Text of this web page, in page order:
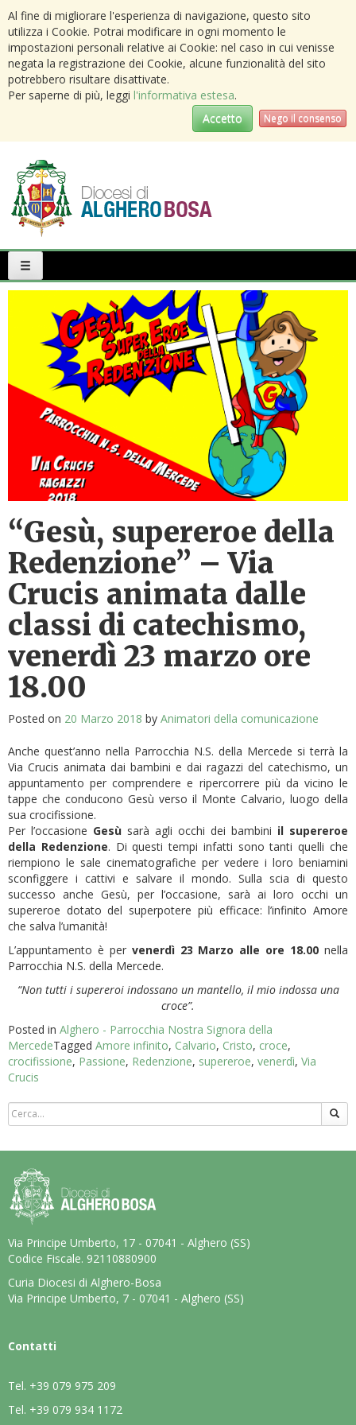
Al fine di migliorare l'esperienza di navigazione, questo sito
utilizza i Cookie. Potrai modificare in ogni momento le
impostazioni personali relative ai Cookie: nel caso in cui venisse
negata la registrazione dei Cookie, alcune funzionalità del sito
potrebbero risultare disattivate.
Per saperne di più, leggi l'informativa estesa.
Accetto
Nego il consenso
Menu
“Gesù, supereroe della
Redenzione” – Via
Crucis animata dalle
classi di catechismo,
venerdì 23 marzo ore
18.00
Posted on 20 Marzo 2018 by Animatori della comunicazione
Anche quest’anno nella Parrocchia N.S. della Mercede si terrà la
Via Crucis animata dai bambini e dai ragazzi del catechismo, un
appuntamento per comprendere e ripercorrere più da vicino le
tappe che conducono Gesù verso il Monte Calvario, luogo della
sua crocifissione.
Per l’occasione Gesù sarà agli occhi dei bambini il supereroe
della Redenzione. Di questi tempi infatti sono tanti quelli che
riempiono le sale cinematografiche per vedere i loro beniamini
sconfiggere i cattivi e salvare il mondo. Sulla scia di questo
successo anche Gesù, per l’occasione, sarà ai loro occhi un
supereroe dotato del superpotere più efficace: l’infinito Amore
che salva l’umanità!
L’appuntamento è per venerdì 23 Marzo alle ore 18.00nella
Parrocchia N.S. della Mercede.
“Non tutti i supereroi indossano un mantello, il mio indossa una
croce”.
Posted in Alghero - Parrocchia Nostra Signora della
MercedeTagged Amore infinito, Calvario, Cristo, croce,
crocifissione, Passione, Redenzione, supereroe, venerdì, Via
Crucis
Via Principe Umberto, 17 - 07041 - Alghero (SS)
Codice Fiscale. 92110880900
Curia Diocesi di Alghero-Bosa
Via Principe Umberto, 7 - 07041 - Alghero (SS)
Contatti
Tel. +39 079 975 209
Tel. +39 079 934 1172